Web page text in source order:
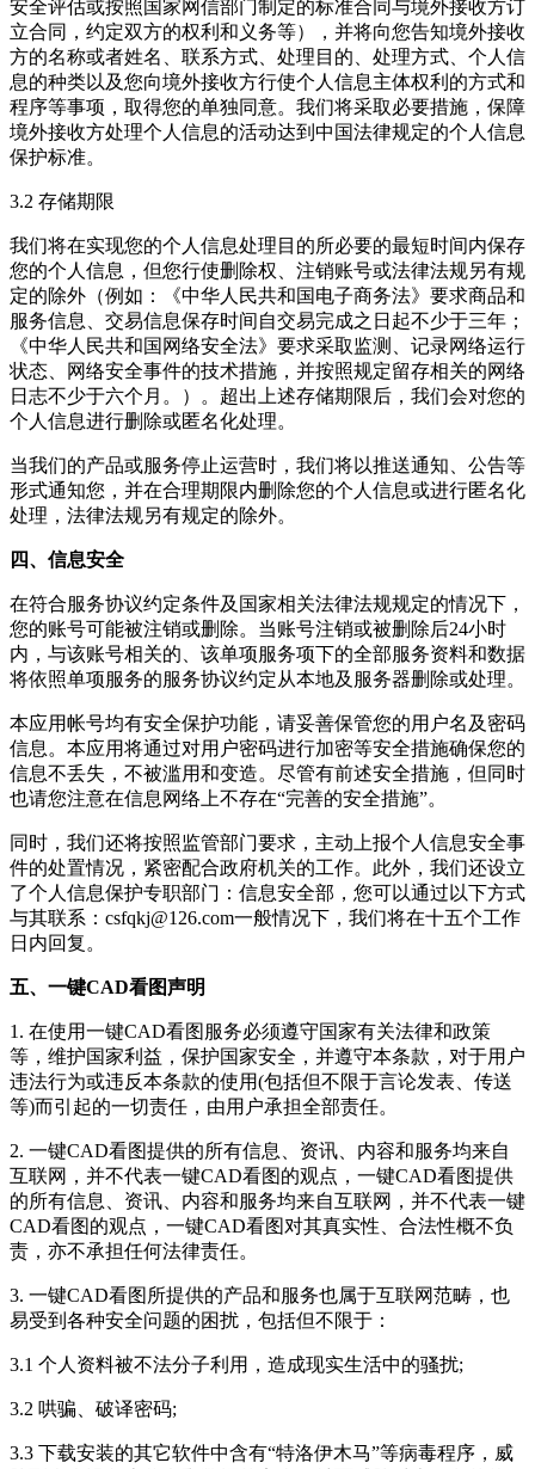
安全评估或按照国家网信部门制定的标准合同与境外接收方订
立合同，约定双方的权利和义务等），并将向您告知境外接收
方的名称或者姓名、联系方式、处理目的、处理方式、个人信
息的种类以及您向境外接收方行使个人信息主体权利的方式和
程序等事项，取得您的单独同意。我们将采取必要措施，保障
境外接收方处理个人信息的活动达到中国法律规定的个人信息
保护标准。
3.2 存储期限
我们将在实现您的个人信息处理目的所必要的最短时间内保存
您的个人信息，但您行使删除权、注销账号或法律法规另有规
定的除外（例如：《中华人民共和国电子商务法》要求商品和
服务信息、交易信息保存时间自交易完成之日起不少于三年；
《中华人民共和国网络安全法》要求采取监测、记录网络运行
状态、网络安全事件的技术措施，并按照规定留存相关的网络
日志不少于六个月。）。超出上述存储期限后，我们会对您的
个人信息进行删除或匿名化处理。
当我们的产品或服务停止运营时，我们将以推送通知、公告等
形式通知您，并在合理期限内删除您的个人信息或进行匿名化
处理，法律法规另有规定的除外。
四、信息安全
在符合服务协议约定条件及国家相关法律法规规定的情况下，
您的账号可能被注销或删除。当账号注销或被删除后24小时
内，与该账号相关的、该单项服务项下的全部服务资料和数据
将依照单项服务的服务协议约定从本地及服务器删除或处理。
本应用帐号均有安全保护功能，请妥善保管您的用户名及密码
信息。本应用将通过对用户密码进行加密等安全措施确保您的
信息不丢失，不被滥用和变造。尽管有前述安全措施，但同时
也请您注意在信息网络上不存在“完善的安全措施”。
同时，我们还将按照监管部门要求，主动上报个人信息安全事
件的处置情况，紧密配合政府机关的工作。此外，我们还设立
了个人信息保护专职部门：信息安全部，您可以通过以下方式
与其联系： csfqkj@126.com一般情况下，我们将在十五个工作
日内回复。
五、一键CAD看图声明
1. 在使用一键CAD看图 服务必须遵守国家有关法律和政策
等，维护国家利益，保护国家安全，并遵守本条款，对于用户
违法行为或违反本条款的使用(包括但不限于言论发表、传送
等)而引起的一切责任，由用户承担全部责任。
2. 一键CAD看图提供的所有信息、资讯、内容和服务均来自
互联网，并不代表一键CAD看图的观点， 一键CAD看图提供
的所有信息、资讯、内容和服务均来自互联网，并不代表一键
CAD看图的观点， 一键CAD看图对其真实性、合法性概不负
责，亦不承担任何法律责任。
3. 一键CAD看图 所提供的产品和服务也属于互联网范畴，也
易受到各种安全问题的困扰，包括但不限于：
3.1 个人资料被不法分子利用，造成现实生活中的骚扰;
3.2 哄骗、破译密码;
3.3 下载安装的其它软件中含有“特洛伊木马”等病毒程序，威